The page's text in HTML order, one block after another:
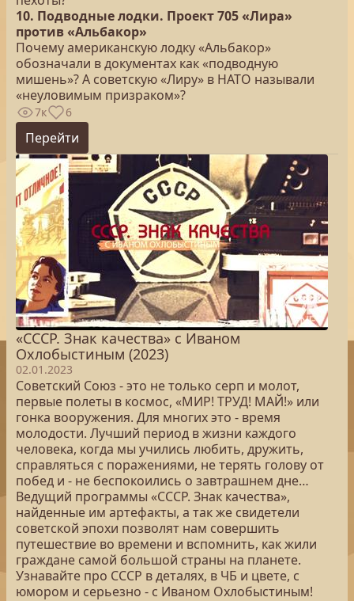
10. Подводные лодки. Проект 705 «Лира»
против «Альбакор»
Почему американскую лодку «Альбакор»
обозначали в документах как «подводную
мишень»? А советскую «Лиру» в НАТО называли
«неуловимым призраком»?
7к 6
Перейти
«СССР. Знак качества» с Иваном
Охлобыстиным (2023)
02.01.2023
Советский Союз - это не только серп и молот,
первые полеты в космос, «МИР! ТРУД! МАЙ!» или
гонка вооружения. Для многих это - время
молодости. Лучший период в жизни каждого
человека, когда мы учились любить, дружить,
справляться с поражениями, не терять голову от
побед и - не беспокоились о завтрашнем дне…
Ведущий программы «СССР. Знак качества»,
найденные им артефакты, а так же свидетели
советской эпохи позволят нам совершить
путешествие во времени и вспомнить, как жили
граждане самой большой страны на планете.
Узнавайте про СССР в деталях, в ЧБ и цвете, с
юмором и серьезно - с Иваном Охлобыстиным!